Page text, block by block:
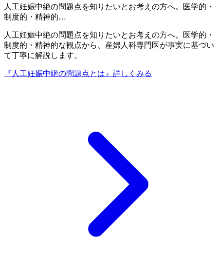
人工妊娠中絶の問題点を知りたいとお考えの方へ。医学的・
制度的・精神的…
人工妊娠中絶の問題点を知りたいとお考えの方へ。医学的・
制度的・精神的な観点から、産婦人科専門医が事実に基づい
て丁寧に解説します。
『人工妊娠中絶の問題点とは』 詳しくみる